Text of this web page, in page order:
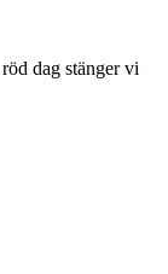
dag stänger vi